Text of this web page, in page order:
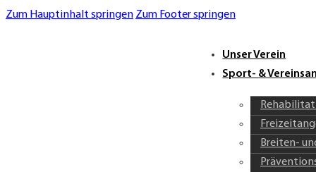
Zum Hauptinhalt springen Zum Footer springen
Unser Verein
Sport- &
Breiten-